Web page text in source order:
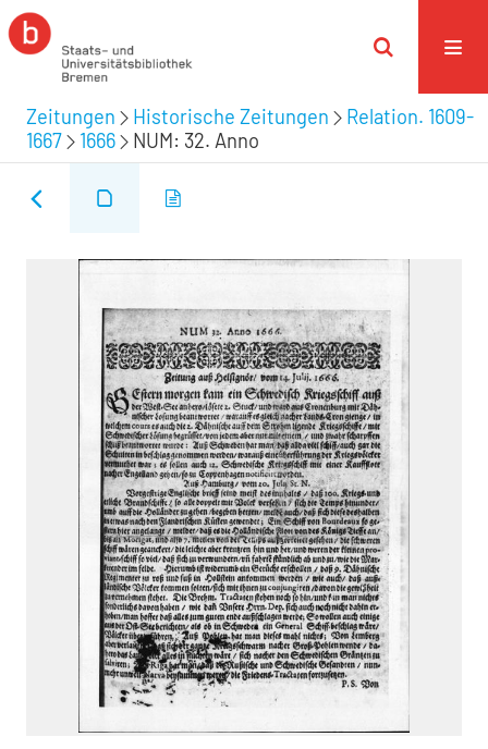
Zeitungen Historische Zeitungen
Relation. 1609-
1667
1666 NUM: 32. Anno